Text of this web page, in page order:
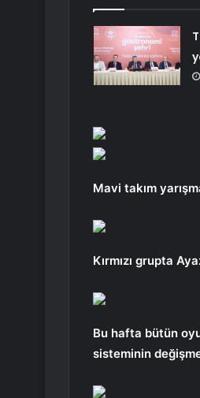
Mavi takım
Kırmızı grupta
Bu hafta bütün
sisteminin